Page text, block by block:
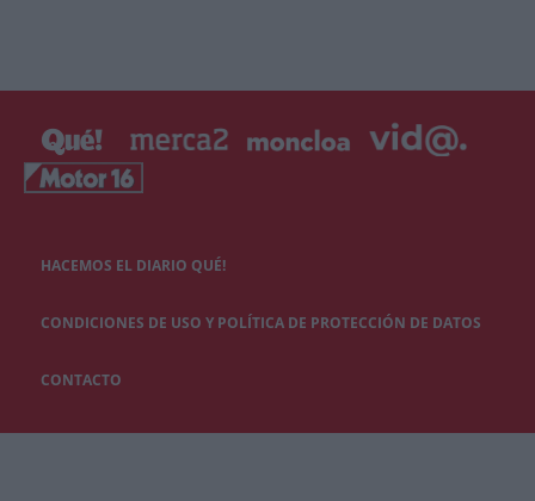
HACEMOS EL DIARIO QUÉ!
CONDICIONES DE USO Y POLÍTICA DE PROTECCIÓN DE DATOS
CONTACTO